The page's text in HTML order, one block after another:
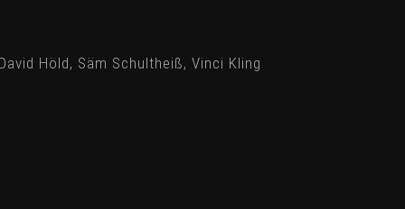
Höld, Säm Schultheiß, Vinci Kling